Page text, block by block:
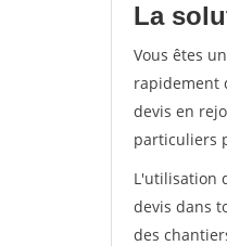
La
Vous êtes
rapidement
devis en
particuliers
L'utilisation
devis dans
des